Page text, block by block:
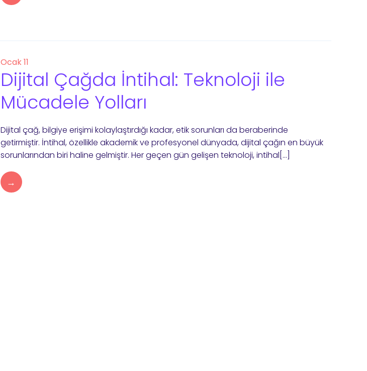
Ocak 11
Dijital Çağda İntihal: Teknoloji ile
Mücadele Yolları
Dijital çağ, bilgiye erişimi kolaylaştırdığı kadar, etik sorunları da beraberinde
getirmiştir. İntihal, özellikle akademik ve profesyonel dünyada, dijital çağın en büyük
sorunlarından biri haline gelmiştir. Her geçen gün gelişen teknoloji, intihal[…]
→